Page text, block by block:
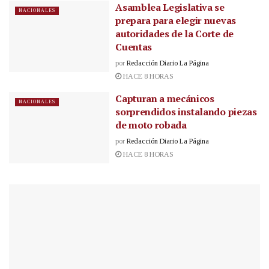
NACIONALES
Asamblea Legislativa se
prepara para elegir nuevas
autoridades de la Corte de
Cuentas
por Redacción Diario La Página
HACE 8 HORAS
NACIONALES
Capturan a mecánicos
sorprendidos instalando piezas
de moto robada
por Redacción Diario La Página
HACE 8 HORAS